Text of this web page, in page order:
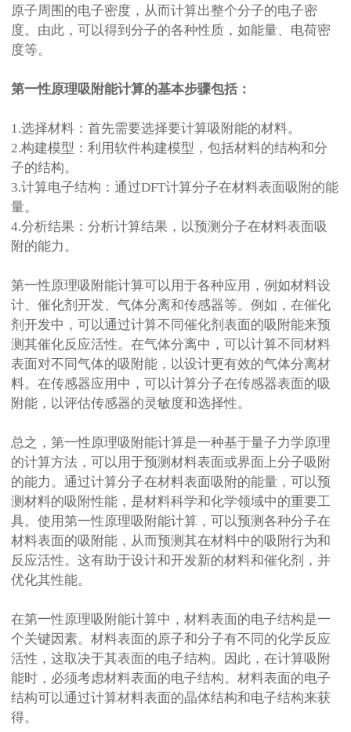
原子周围的电子密度，从而计算出整个分子的电子密
度。由此，可以得到分子的各种性质，如能量、电荷密
度等。
第一性原理吸附能计算的基本步骤包括：
1.选择材料：首先需要选择要计算吸附能的材料。
2.构建模型：利用软件构建模型，包括材料的结构和分
子的结构。
3.计算电子结构：通过DFT计算分子在材料表面吸附的能
量。
4.分析结果：分析计算结果，以预测分子在材料表面吸
附的能力。
第一性原理吸附能计算可以用于各种应用，例如材料设
计、催化剂开发、气体分离和传感器等。例如，在催化
剂开发中，可以通过计算不同催化剂表面的吸附能来预
测其催化反应活性。在气体分离中，可以计算不同材料
表面对不同气体的吸附能，以设计更有效的气体分离材
料。在传感器应用中，可以计算分子在传感器表面的吸
附能，以评估传感器的灵敏度和选择性。
总之，第一性原理吸附能计算是一种基于量子力学原理
的计算方法，可以用于预测材料表面或界面上分子吸附
的能力。通过计算分子在材料表面吸附的能量，可以预
测材料的吸附性能，是材料科学和化学领域中的重要工
具。使用第一性原理吸附能计算，可以预测各种分子在
材料表面的吸附能，从而预测其在材料中的吸附行为和
反应活性。这有助于设计和开发新的材料和催化剂，并
优化其性能。
在第一性原理吸附能计算中，材料表面的电子结构是一
个关键因素。材料表面的原子和分子有不同的化学反应
活性，这取决于其表面的电子结构。因此，在计算吸附
能时，必须考虑材料表面的电子结构。材料表面的电子
结构可以通过计算材料表面的晶体结构和电子结构来获
得。